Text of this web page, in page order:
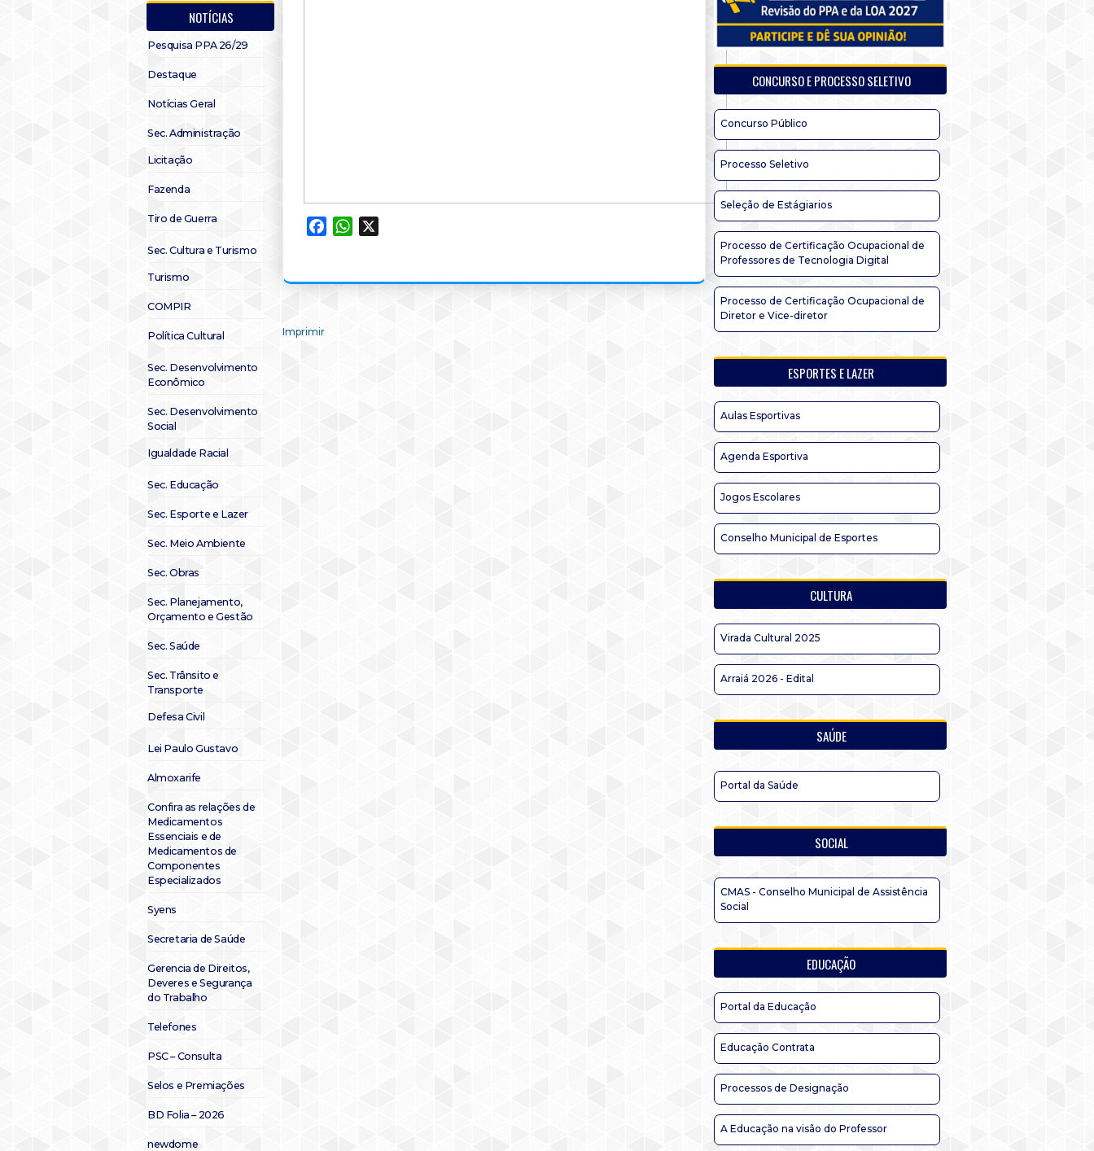
NOTÍCIAS
Pesquisa PPA 26/29
Destaque
Notícias Geral
Sec. Administração
Licitação
Fazenda
Tiro de Guerra
Sec. Cultura e Turismo
Turismo
COMPIR
Política Cultural
Sec. Desenvolvimento
Econômico
Sec. Desenvolvimento
Social
Igualdade Racial
Sec. Educação
Sec. Esporte e Lazer
Sec. Meio Ambiente
Sec. Obras
Sec. Planejamento,
Orçamento e Gestão
Sec. Saúde
Sec. Trânsito e
Transporte
Defesa Civil
Lei Paulo Gustavo
Almoxarife
Confira as relações de
Medicamentos
Essenciais e de
Medicamentos de
Componentes
Especializados
Syens
Secretaria de Saúde
Gerencia de Direitos,
Deveres e Segurança
do Trabalho
Telefones
PSC – Consulta
Selos e Premiações
BD Folia – 2026
newdome
FacebookWhatsApp
Imprimir
CONCURSO E PROCESSO SELETIVO
Concurso Público
Processo Seletivo
Seleção de Estágiarios
Processo de Certificação Ocupacional de
Professores de Tecnologia Digital
Processo de Certificação Ocupacional de
Diretor e Vice-diretor
ESPORTES E LAZER
Aulas Esportivas
Agenda Esportiva
Jogos Escolares
Conselho Municipal de Esportes
CULTURA
Virada Cultural 2025
Arraiá 2026 - Edital
SAÚDE
Portal da Saúde
SOCIAL
CMAS - Conselho Municipal de Assistência
Social
EDUCAÇÃO
Portal da Educação
Educação Contrata
Processos de Designação
A Educação na visão do Professor